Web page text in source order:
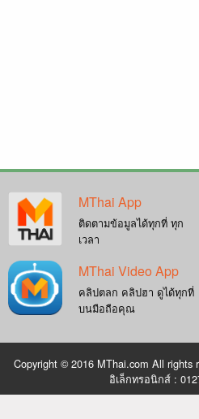
MThai App
ติดตามข้อมูลได้ทุกที่ ทุก
เวลา
MThai Video App
คลิปตลก คลิปฮา ดูได้ทุกที่
บนมือถือคุณ
Copyright © 2016 MThai.com All
อิเล็กทรอนิกส์ :